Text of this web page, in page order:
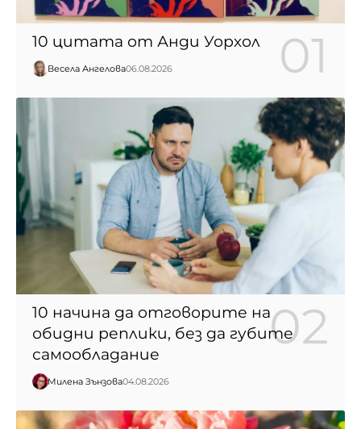
10 цитата от Анди Уорхол
Весела Ангелова06.08.2026
10 начина да отговорите на
обидни реплики, без да губите
самообладание
Милена Зънзова04.08.2026